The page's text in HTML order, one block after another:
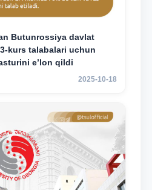
Butunrossiya davlat
kurs talabalari uchun
e’lon qildi
2025-10-18